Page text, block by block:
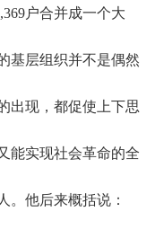
户合并成一个大
基层组织并不是偶然
出现，都促使上下思
能实现社会革命的全
。他后来概括说：